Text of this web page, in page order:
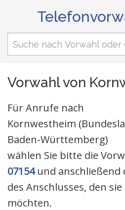
Vorwahl von
Für Anrufe nach
Kornwestheim
Baden-Württemberg)
wählen Sie bitte die
07154und anschließend
des Anschlusses, den
möchten.